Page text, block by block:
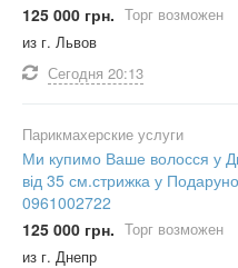
125 000 грн. Торг возможен
из г. Львов
Сегодня 20:13
Парикмахерские услуги
Ми купимо Ваше волосся у
від 35 см.стрижка у
0961002722
125 000 грн. Торг возможен
из г. Днепр